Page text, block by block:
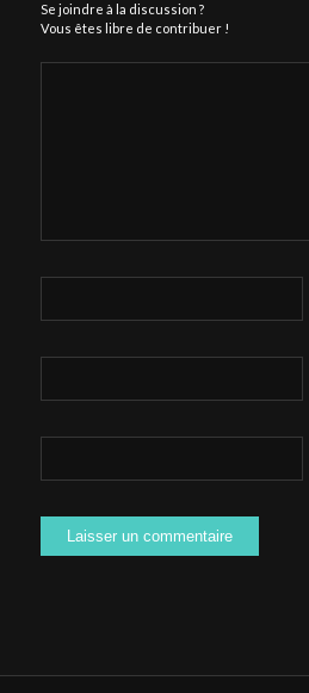
Se joindre à la discussion ?
Vous êtes libre de contribuer !